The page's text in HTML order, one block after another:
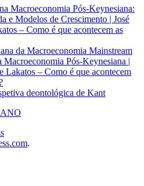
Macroeconomia Pós-Keynesiana:
e Modelos de Crescimento | José
– Como é que acontecem as
da Macroeconomia Mainstream
Pós-Keynesiana |
Lakatos – Como é que acontecem
deontológica de Kant
.